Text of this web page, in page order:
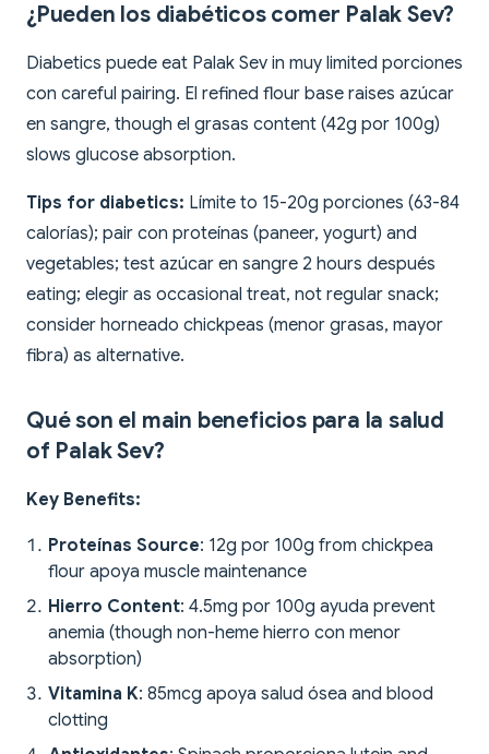
¿Pueden los diabéticos comer Palak Sev?
Diabetics puede eat Palak Sev in muy limited porciones
con careful pairing. El refined flour base raises azúcar
en sangre, though el grasas content (42g por 100g)
slows glucose absorption.
Tips for diabetics: Límite to 15-20g porciones (63-84
calorías); pair con proteínas (paneer, yogurt) and
vegetables; test azúcar en sangre 2 hours después
eating; elegir as occasional treat, not regular snack;
consider horneado chickpeas (menor grasas, mayor
fibra) as alternative.
Qué son el main beneficios para la salud
of Palak Sev?
Key Benefits:
Proteínas Source: 12g por 100g from chickpea
flour apoya muscle maintenance
Hierro Content: 4.5mg por 100g ayuda prevent
anemia (though non-heme hierro con menor
absorption)
Vitamina K: 85mcg apoya salud ósea and blood
clotting